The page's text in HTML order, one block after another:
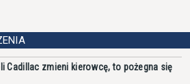
Cadillac zmieni kierowcę, to pożegna się